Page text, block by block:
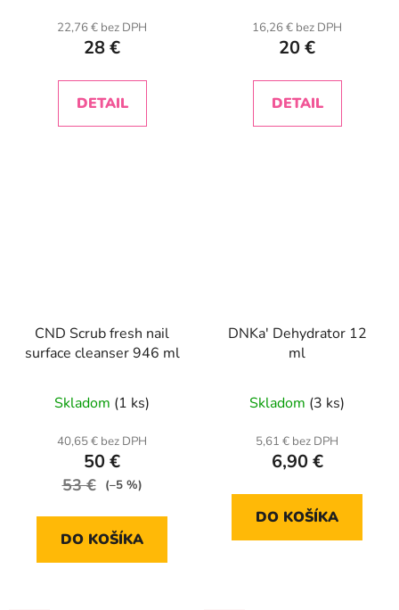
22,76 € bez DPH
28 €
DETAIL
16,26 € bez DPH
20 €
DETAIL
CND Scrub fresh nail
surface cleanser 946 ml
Skladom (1 ks)
40,65 € bez DPH
50 €
53 € (–5 %)
DO KOŠÍKA
DNKa' Dehydrator 12
ml
Skladom (3 ks)
5,61 € bez DPH
6,90 €
DO KOŠÍKA